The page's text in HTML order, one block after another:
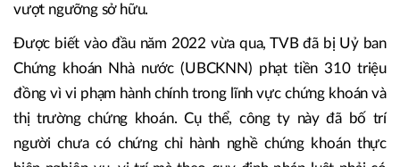
vượt ngưỡng sở hữu.
Được biết vào đầu năm 2022 vừa qua, TVB đã bị Uỷ ban
Chứng khoán Nhà nước (UBCKNN) phạt tiền 310 triệu
đồng vì vi phạm hành chính trong lĩnh vực chứng khoán và
thị trường chứng khoán. Cụ thể, công ty này đã bố trí
người chưa có chứng chỉ hành nghề chứng khoán thực